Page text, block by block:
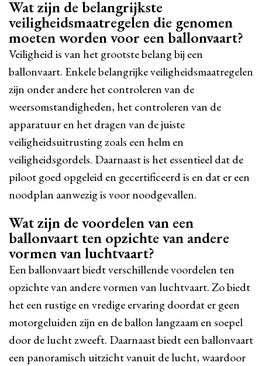
Wat zijn de belangrijkste
veiligheidsmaatregelen die genomen
moeten worden voor een ballonvaart?
Veiligheid is van het grootste belang bij een
ballonvaart. Enkele belangrijke veiligheidsmaatregelen
zijn onder andere het controleren van de
weersomstandigheden, het controleren van de
apparatuur en het dragen van de juiste
veiligheidsuitrusting zoals een helm en
veiligheidsgordels. Daarnaast is het essentieel dat de
piloot goed opgeleid en gecertificeerd is en dat er een
noodplan aanwezig is voor noodgevallen.
Wat zijn de voordelen van een
ballonvaart ten opzichte van andere
vormen van luchtvaart?
Een ballonvaart biedt verschillende voordelen ten
opzichte van andere vormen van luchtvaart. Zo biedt
het een rustige en vredige ervaring doordat er geen
motorgeluiden zijn en de ballon langzaam en soepel
door de lucht zweeft. Daarnaast biedt een ballonvaart
een panoramisch uitzicht vanuit de lucht, waardoor